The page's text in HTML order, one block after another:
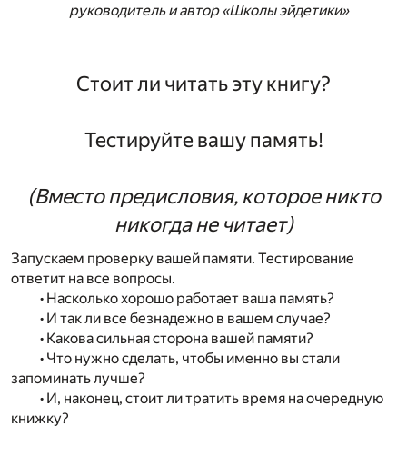
руководитель и автор «Школы эйдетики»
Стоит ли читать эту книгу?
Тестируйте вашу память!
(Вместо предисловия, которое никто
никогда не читает)
Запускаем проверку вашей памяти. Тестирование
ответит на все вопросы.
• Насколько хорошо работает ваша память?
• И так ли все безнадежно в вашем случае?
• Какова сильная сторона вашей памяти?
• Что нужно сделать, чтобы именно вы стали
запоминать лучше?
• И, наконец, стоит ли тратить время на очередную
книжку?